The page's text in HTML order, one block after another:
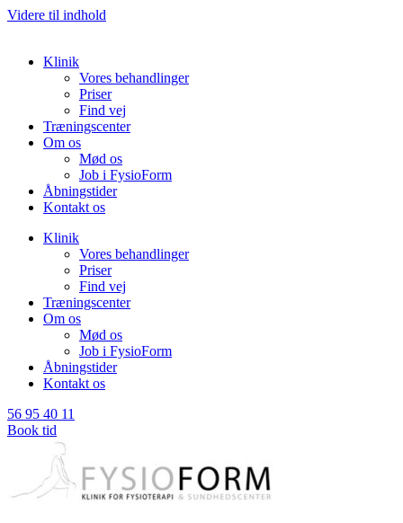
Videre til indhold
Klinik
Vores behandlinger
Priser
Find vej
Træningscenter
Om os
Mød os
Job i FysioForm
Åbningstider
Kontakt os
Klinik
Vores behandlinger
Priser
Find vej
Træningscenter
Om os
Mød os
Job i FysioForm
Åbningstider
Kontakt os
56 95 40 11
Book tid